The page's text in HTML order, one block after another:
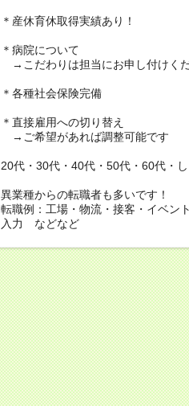
＊産休育休取得実績あり！
＊病院について
→こだわりは担当にお申し付けくだ
＊各種社会保険完備
＊直接雇用への切り替え
→ご希望があれば調整可能です
20代・30代・40代・50代・60代・
異業種からの転職者も多いです！
転職例：工場・物流・接客・イベン
入力 などなど